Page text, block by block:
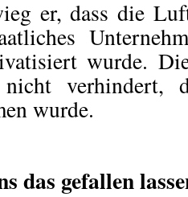
er, dass die
wurde.
verhindert,
wurde.
das gefallen